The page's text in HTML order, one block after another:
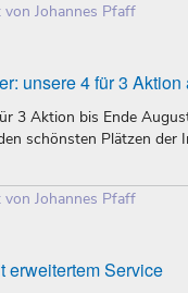
von Johannes Pfaff
unsere 4 für 3
3 Aktion bis Ende
schönsten Plätzen
von Johannes Pfaff
erweitertem Service